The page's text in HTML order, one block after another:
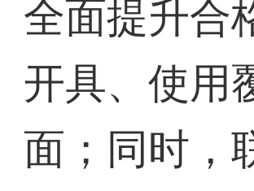
全面提升合
开具、使用
面；同时，